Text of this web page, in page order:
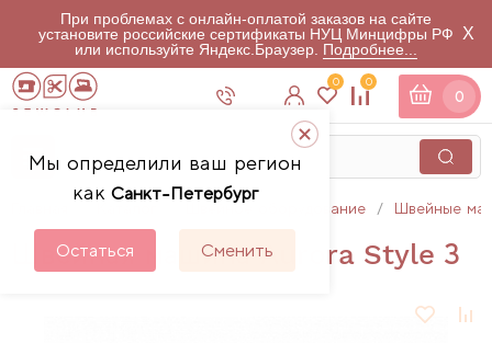
При проблемах с онлайн-оплатой заказов на сайте
установите российские сертификаты НУЦ Минцифры РФ
или используйте Яндекс.Браузер. Подробнее...
X
Мы определили ваш регион
как Санкт-Петербург
Остаться Сменить
0 0
0
Швейное оборудование Швейные
Швейная машина Aurora Style 3